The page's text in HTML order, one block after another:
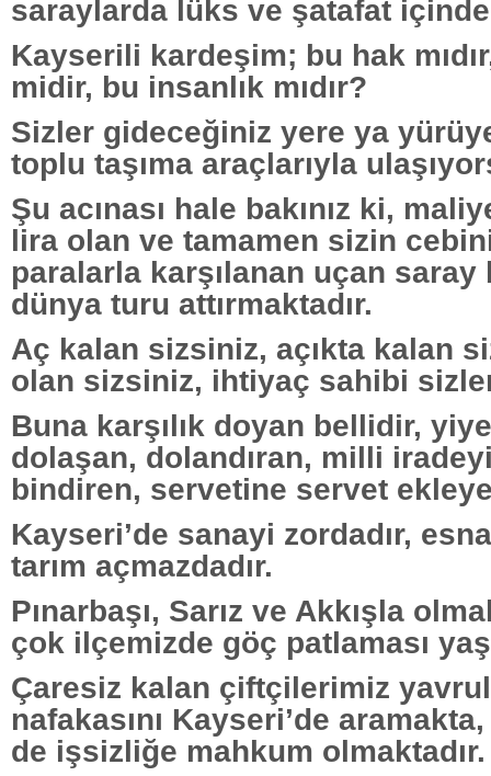
saraylarda lüks ve şatafat
Kayserili kardeşim; bu hak
midir, bu insanlık mıdır?
Sizler gideceğiniz yere ya
toplu taşıma araçlarıyla
Şu acınası hale bakınız ki,
lira olan ve tamamen sizin
paralarla karşılanan uçan
dünya turu attırmaktadır.
Aç kalan sizsiniz, açıkta kalan
olan sizsiniz, ihtiyaç sahibi
Buna karşılık doyan bellidir,
dolaşan, dolandıran, milli
bindiren, servetine servet
Kayseri’de sanayi zordadır,
tarım açmazdadır.
Pınarbaşı, Sarız ve Akkışla
çok ilçemizde göç patlaması
Çaresiz kalan çiftçilerimiz
nafakasını Kayseri’de
de işsizliğe mahkum olmaktadır.